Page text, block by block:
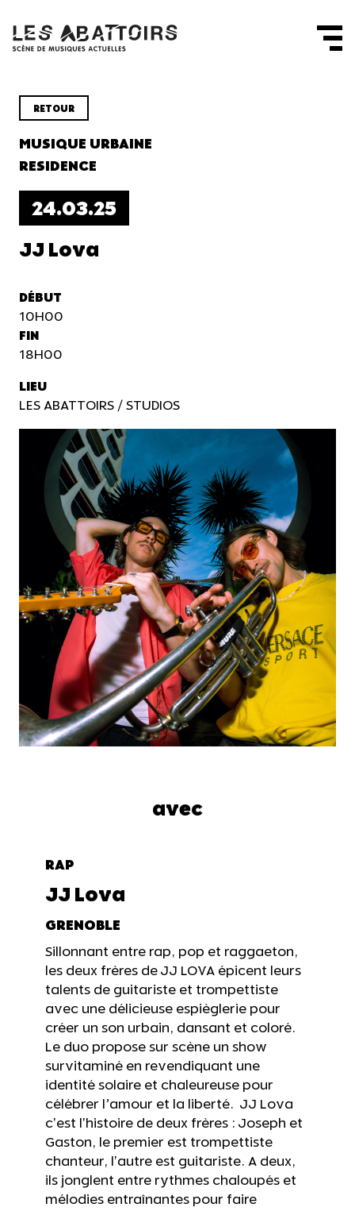
RETOUR
MUSIQUE URBAINE
RESIDENCE
24.03.25
JJ Lova
DÉBUT
10H00
FIN
18H00
LIEU
LES ABATTOIRS / STUDIOS
avec
RAP
JJ Lova
GRENOBLE
Sillonnant entre rap, pop et raggaeton,
les deux frères de JJ LOVA épicent leurs
talents de guitariste et trompettiste
avec une délicieuse espièglerie pour
créer un son urbain, dansant et coloré.
Le duo propose sur scène un show
survitaminé en revendiquant une
identité solaire et chaleureuse pour
célébrer l’amour et la liberté. JJ Lova
cʼest lʼhistoire de deux frères : Joseph et
Gaston, le premier est trompettiste
chanteur, lʼautre est guitariste. A deux,
ils jonglent entre rythmes chaloupés et
mélodies entraînantes pour faire